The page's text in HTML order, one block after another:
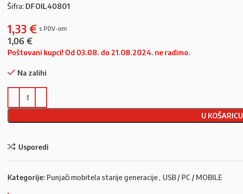
Šifra: DFOIL40801
1,33 €
1,06 €
Poštovani kupci! Od 03.08. do 21.08.2024. ne radimo.
Na zalihi
U KOŠARICU
Usporedi
Kategorije: Punjači mobitela starije generacije, USB / PC / MOBILE